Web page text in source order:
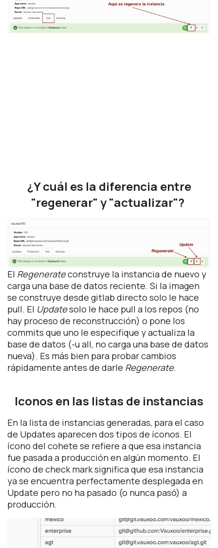
¿Y cuál es la diferencia entre
"regenerar" y "actualizar"?
El Regenerateconstruye la instancia de nuevo y
carga una base de datos reciente. Si la imagen
se construye desde gitlab directo solo le hace
pull. El Updatesolo le hace pull a los repos (no
hay proceso de reconstrucción) o pone los
commits que uno le especifique y actualiza la
base de datos (-u all, no carga una base de datos
nueva). Es más bien para probar cambios
rápidamente antes de darle Regenerate.
Iconos en las listas de instancias
En la lista de instancias generadas, para el caso
de Updates aparecen dos tipos de íconos. El
ícono del cohete se refiere a que esa instancia
fue pasada a producción en algún momento. El
ícono de check mark significa que esa instancia
ya se encuentra perfectamente desplegada en
Update pero no ha pasado (o nunca pasó) a
producción.